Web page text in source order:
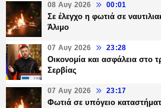
08 Αυγ 2026 00:01
Σε έλεγχο η φωτιά σε
Άλιμο
07 Αυγ 2026 23:28
Οικονομία και ασφάλεια στο
Σερβίας
07 Αυγ 2026 23:17
Φωτιά σε υπόγειο